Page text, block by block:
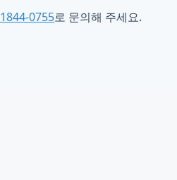
1844-0755로 문의해 주세요.